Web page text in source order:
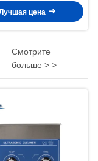
сушильной
для ступиц
цена
Смотрите
больше > >